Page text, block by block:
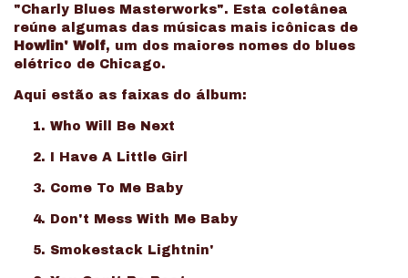
"Charly Blues Masterworks". Esta coletânea
reúne algumas das músicas mais icônicas de
Howlin' Wolf, um dos maiores nomes do blues
elétrico de Chicago.
Aqui estão as faixas do álbum:
Who Will Be Next
I Have A Little Girl
Come To Me Baby
Don't Mess With Me Baby
Smokestack Lightnin'